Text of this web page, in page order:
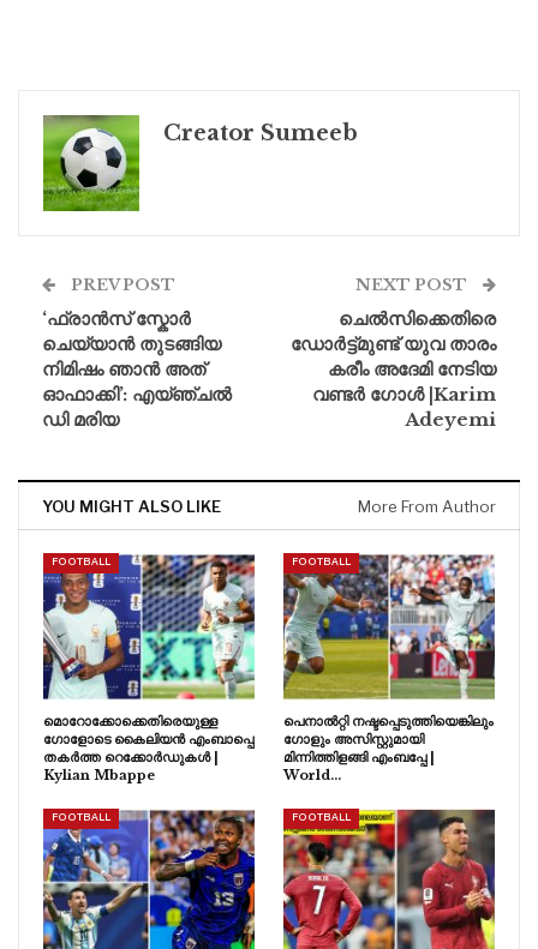
Creator Sumeeb
PREV POST
‘ഫ്രാൻസ് സ്കോർ
ചെയ്യാൻ തുടങ്ങിയ
നിമിഷം ഞാൻ അത്
ഓഫാക്കി’: എയ്ഞ്ചൽ
ഡി മരിയ
NEXT POST
ചെൽസിക്കെതിരെ
ഡോർട്ട്മുണ്ട് യുവ താരം
കരീം അദേമി നേടിയ
വണ്ടർ ഗോൾ |Karim
Adeyemi
YOU MIGHT ALSO LIKE More From Author
FOOTBALL
മൊറോക്കോക്കെതിരെയുള്ള
ഗോളോടെ കൈലിയൻ എംബാപ്പെ
തകർത്ത റെക്കോർഡുകൾ |
Kylian Mbappe
FOOTBALL
പെനാൽറ്റി നഷ്ടപ്പെടുത്തിയെങ്കിലും
ഗോളും അസിസ്റ്റുമായി
മിന്നിത്തിളങ്ങി എംബപ്പേ |
World…
FOOTBALL FOOTBALL